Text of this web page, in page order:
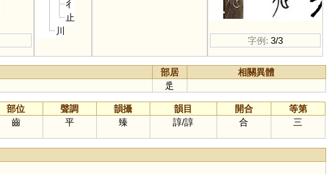
彳
止
川
字例: 3/3
部居
相關異體
辵
部位 聲調 韻攝 韻目 開合
等第
齒 平 臻 諄/諄 合 三